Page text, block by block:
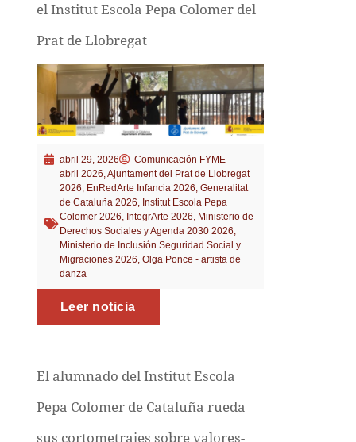
el Institut Escola Pepa Colomer del
Prat de Llobregat
abril 29, 2026
Comunicación FYME
abril 2026,Ajuntament del Prat de Llobregat
2026, EnRedArte Infancia 2026, Generalitat
de Cataluña 2026, Institut Escola Pepa
Colomer 2026, IntegrArte 2026, Ministerio de
Derechos Sociales y Agenda 2030 2026,
Ministerio de Inclusión Seguridad Social y
Migraciones 2026, Olga Ponce - artista de
danza
Leer noticia
El alumnado del Institut Escola
Pepa Colomer de Cataluña rueda
sus cortometrajes sobre valores-